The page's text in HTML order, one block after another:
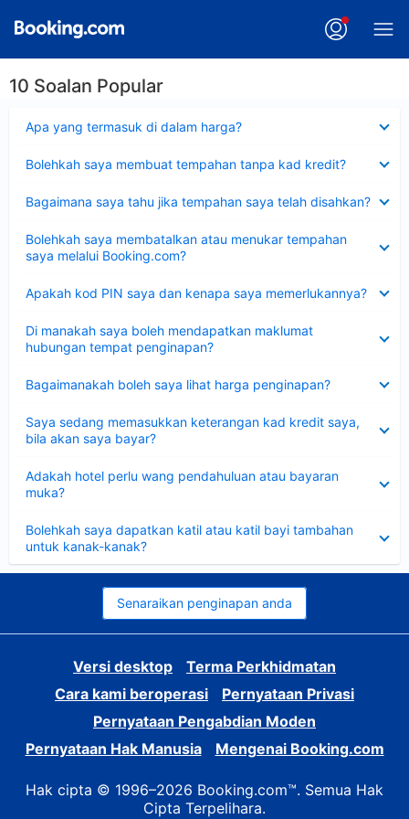
10 Soalan Popular
Apa yang termasuk di dalam harga?
Bolehkah saya membuat tempahan tanpa kad kredit?
Bagaimana saya tahu jika tempahan saya telah disahkan?
Bolehkah saya membatalkan atau menukar tempahan
saya melalui Booking.com?
Apakah kod PIN saya dan kenapa saya memerlukannya?
Di manakah saya boleh mendapatkan maklumat
hubungan tempat penginapan?
Bagaimanakah boleh saya lihat harga penginapan?
Saya sedang memasukkan keterangan kad kredit saya,
bila akan saya bayar?
Adakah hotel perlu wang pendahuluan atau bayaran
muka?
Bolehkah saya dapatkan katil atau katil bayi tambahan
untuk kanak-kanak?
Senaraikan penginapan anda
Versi desktop
Terma Perkhidmatan
Cara kami beroperasi
Pernyataan Privasi
Pernyataan Pengabdian Moden
Pernyataan Hak Manusia
Mengenai Booking.com
Hak cipta © 1996–2026 Booking.com™. Semua Hak
Cipta Terpelihara.